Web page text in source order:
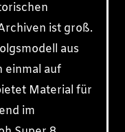
ist groß.
aus
einmal auf
Material für
im